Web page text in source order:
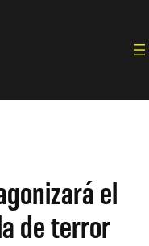
el
de terror